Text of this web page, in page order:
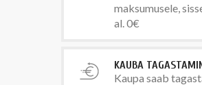
maksumusele,
al. 0€
KAUBA
Kaupa saab